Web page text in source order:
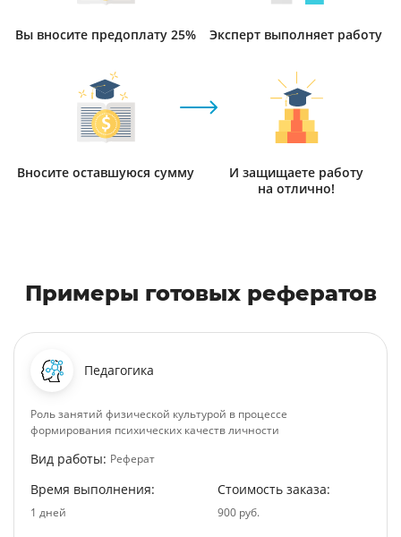
Вы вносите предоплату 25% Эксперт выполняет работу
Вносите оставшуюся сумму
И защищаете работу
на отлично!
Примеры готовых рефератов
Педагогика
Роль занятий физической культурой в процессе
формирования психических качеств личности
Вид работы: Реферат
Время выполнения:
1 дней
Стоимость заказа:
900 руб.